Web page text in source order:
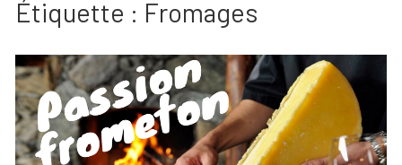
Étiquette : Fromages